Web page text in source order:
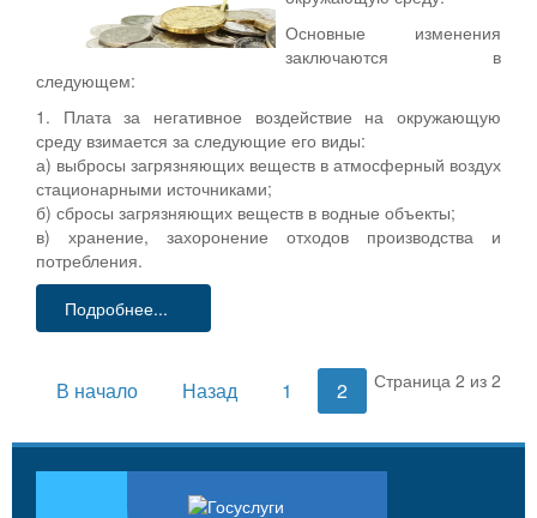
Основные изменения
заключаются в
следующем:
1. Плата за негативное воздействие на окружающую
среду взимается за следующие его виды:
а) выбросы загрязняющих веществ в атмосферный воздух
стационарными источниками;
б) сбросы загрязняющих веществ в водные объекты;
в) хранение, захоронение отходов производства и
потребления.
Подробнее...
Страница 2 из 2
В начало Назад 1 2